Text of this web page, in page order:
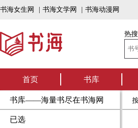
书海女生网 书海文学网 书海动漫网
热
首页 书库
书库——海量书尽在书海网
已选